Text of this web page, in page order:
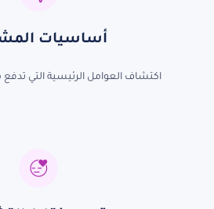
أساسيات
اكتشاف العوامل الرئيسية التي